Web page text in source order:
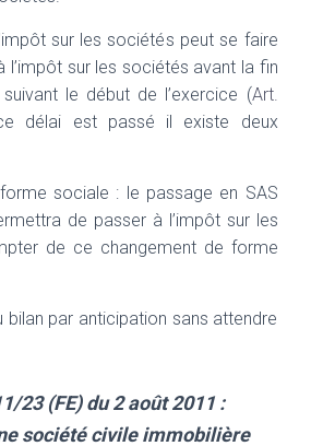
sur les sociétés peut se faire
l’impôt sur les sociétés avant la fin
le début de l’exercice (Art.
délai est passé il existe deux
sociale : le passage en SAS
de passer à l’impôt sur les
de ce changement de forme
bilan par anticipation sans attendre
23 (FE) du 2 août 2011 :
société civile immobilière